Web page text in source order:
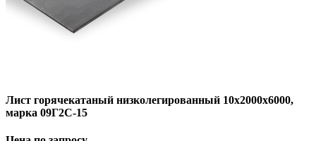
Лист горячекатаный низколегированный 10х2000х6000,
марка 09Г2С-15